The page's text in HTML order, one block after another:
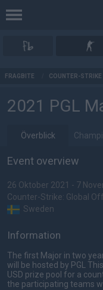
FRAGBITE COUNTER-STRIKE
2021 PGL
Överblick
Event overview
26 Oktober 2021 - 7
Counter-Strike: Global
Sweden
Information
The first Major in two
will be hosted by PGL
USD prize pool for a
the participating teams